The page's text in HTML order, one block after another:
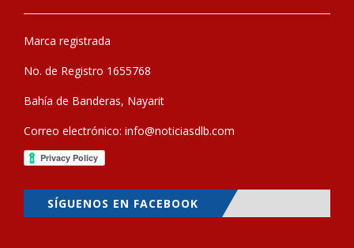
Marca registrada
No. de Registro 1655768
Bahía de Banderas, Nayarit
Correo electrónico: info@noticiasdlb.com
SÍGUENOS EN FACEBOOK